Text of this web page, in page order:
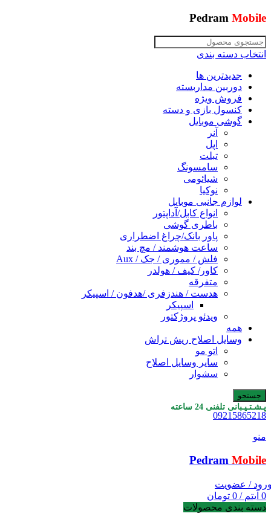
Pedram Mobile
انتخاب دسته بندی
جدیدترین ها
دوربین مداربسته
فروش ویژه
کنسول بازی و دسته
گوشی موبایل
آنر
اپل
تبلت
سامسونگ
شیائومی
نوکیا
لوازم جانبی موبایل
انواع کابل/آداپتور
باطری گوشی
پاور بانک/چراغ اضطراری
ساعت هوشمند / مچ بند
فلش / مموری / جک / Aux
کاور/ کیف / هولدر
متفرقه
هدست / هندزفری /هدفون / اسپیکر
اسپیکر
ویدئو پروژکتور
همه
وسایل اصلاح ریش تراش
اتو مو
سایر وسایل اصلاح
سشوار
جستجو
پـشـتـیـبانی تلفنی 24 ساعته
09215865218
منو
Pedram Mobile
/ عضویت
0 آیتم /
0 تومان
دسته بندی محصولات